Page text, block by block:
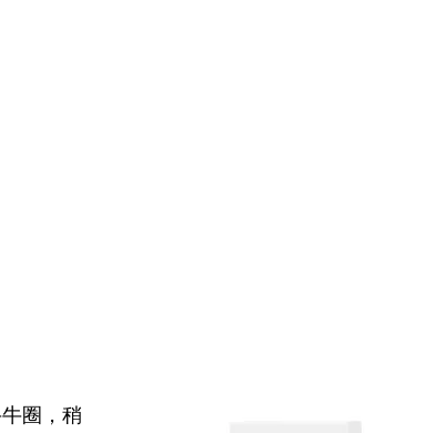
圈，稍